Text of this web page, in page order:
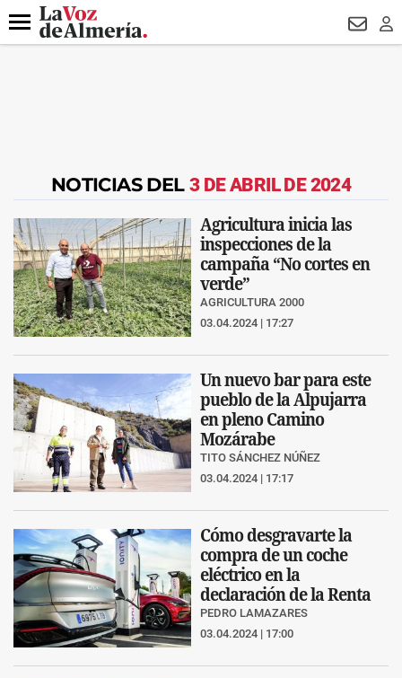
DESTACADO MANUEL
Menú
NOTICIAS DEL 3 DE ABRIL DE 2024
Agricultura inicia las
inspecciones de la
campaña “No cortes en
verde”
AGRICULTURA 2000
03.04.2024 | 17:27
Un nuevo bar para este
pueblo de la Alpujarra
en pleno Camino
Mozárabe
TITO SÁNCHEZ NÚÑEZ
03.04.2024 | 17:17
Cómo desgravarte la
compra de un coche
eléctrico en la
declaración de la Renta
PEDRO LAMAZARES
03.04.2024 | 17:00